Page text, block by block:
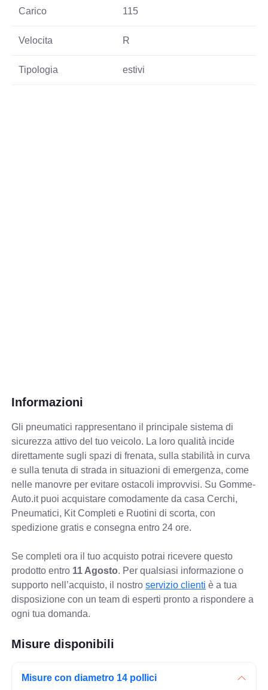
Carico 115
Velocita R
Tipologia estivi
Informazioni
Gli pneumatici rappresentano il principale sistema di
sicurezza attivo del tuo veicolo. La loro qualità incide
direttamente sugli spazi di frenata, sulla stabilità in curva
e sulla tenuta di strada in situazioni di emergenza, come
nelle manovre per evitare ostacoli improvvisi. Su Gomme-
Auto.it puoi acquistare comodamente da casa Cerchi,
Pneumatici, Kit Completi e Ruotini di scorta, con
spedizione gratis e consegna entro 24 ore.
Se completi ora il tuo acquisto potrai ricevere questo
prodotto entro 11 Agosto. Per qualsiasi informazione o
supporto nell’acquisto, il nostroservizio clienti è a tua
disposizione con un team di esperti pronto a rispondere a
ogni tua domanda.
Misure disponibili
Misure con diametro 14 pollici